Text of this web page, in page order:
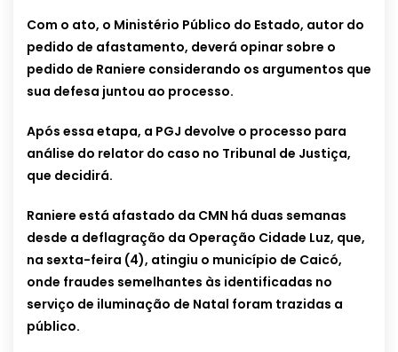
Com o ato, o Ministério Público do Estado, autor do
pedido de afastamento, deverá opinar sobre o
pedido de Raniere considerando os argumentos que
sua defesa juntou ao processo.
Após essa etapa, a PGJ devolve o processo para
análise do relator do caso no Tribunal de Justiça,
que decidirá.
Raniere está afastado da CMN há duas semanas
desde a deflagração da Operação Cidade Luz, que,
na sexta-feira (4), atingiu o município de Caicó,
onde fraudes semelhantes às identificadas no
serviço de iluminação de Natal foram trazidas a
público.